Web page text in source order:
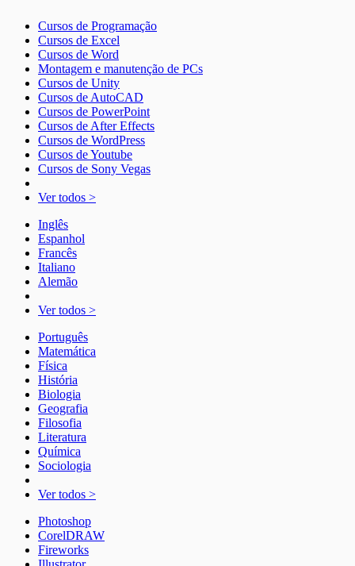
Cursos de Programação
Cursos de Excel
Cursos de Word
Montagem e manutenção de PCs
Cursos de Unity
Cursos de AutoCAD
Cursos de PowerPoint
Cursos de After Effects
Cursos de WordPress
Cursos de Youtube
Cursos de Sony Vegas
Ver todos >
Inglês
Espanhol
Francês
Italiano
Alemão
Ver todos >
Português
Matemática
Física
História
Biologia
Geografia
Filosofia
Literatura
Química
Sociologia
Ver todos >
Photoshop
CorelDRAW
Fireworks